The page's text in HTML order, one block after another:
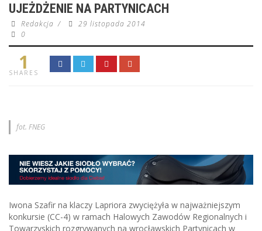
UJEŻDŻENIE NA PARTYNICACH
Redakcja /
29 listopada 2014
0
1
SHARES
fot. FNEG
Iwona Szafir na klaczy Lapriora zwyciężyła w najważniejszym
konkursie (CC-4) w ramach Halowych Zawodów Regionalnych i
Towarzyskich rozgrywanych na wrocławskich Partynicach w